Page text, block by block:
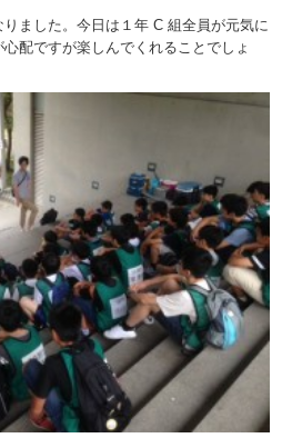
ました。今日は１年 C 組全員が元気に
配ですが楽しんでくれることでしょ